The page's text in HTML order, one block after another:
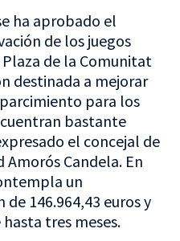
ha aprobado el
de los juegos
de la Comunitat
destinada a mejorar
para los
bastante
el concejal de
Amorós Candela. En
un
146.964,43 euros y
tres meses.